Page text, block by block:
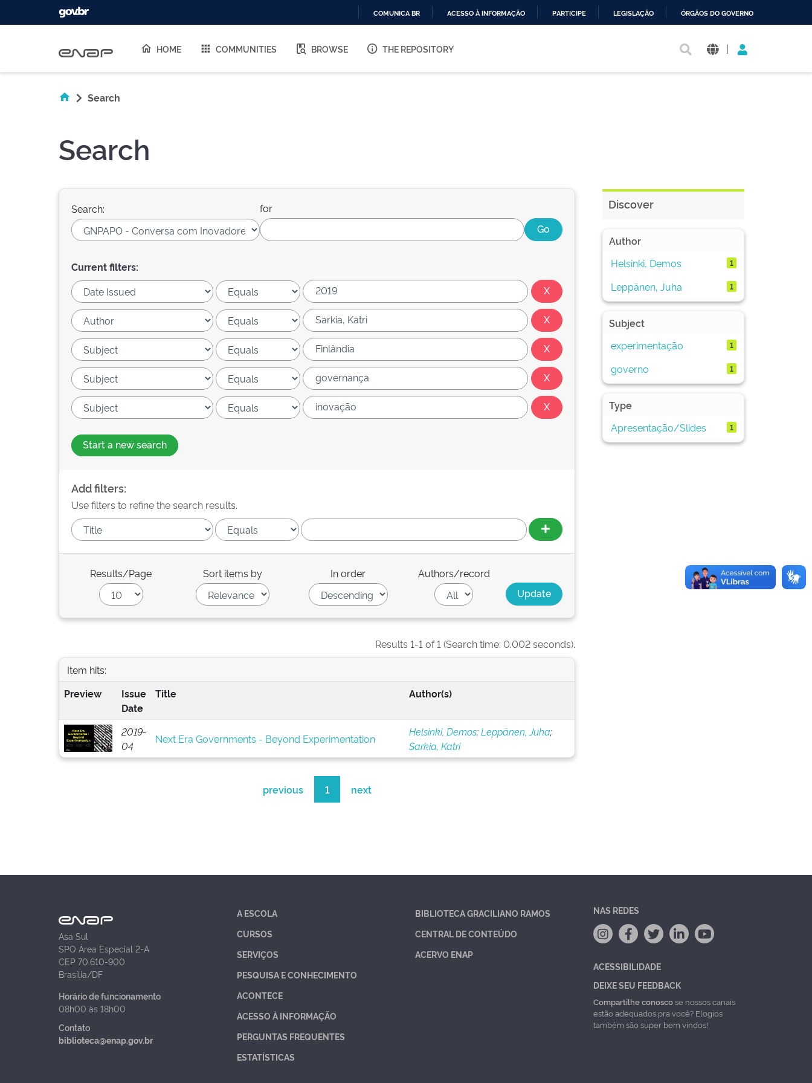
O
COMUNICA BR ACESSO À INFORMAÇÃO PARTICIPE LEGISLAÇÃO ÓRGÃOS DO GOVERNO
HOME COMMUNITIES BROWSE THE REPOSITORY |
Search
Search
Search: for
Current filters:
Start a new search
Add filters:
Use filters to refine the search results.
Results/Page Sort items by In order Authors/record
Results 1-1 of 1 (Search time: 0.002 seconds).
Item hits:
Preview
Issue
Date
Title Author(s)
2019-
04
Next Era Governments - Beyond Experimentation
Helsinki, Demos;Leppänen, Juha;
Sarkia, Katri
previous 1 next
Discover
Author
Helsinki, Demos
1
Leppänen, Juha 1
Subject
experimentação
1
governo 1
Type
Apresentação/Slides
1
Asa Sul
SPO Área Especial 2-A
CEP 70.610-900
Brasília/DF
Horário de funcionamento
08h00 às 18h00
Contato
biblioteca@enap.gov.br
A ESCOLA
CURSOS
SERVIÇOS
PESQUISA E CONHECIMENTO
ACONTECE
ACESSO À INFORMAÇÃO
PERGUNTAS FREQUENTES
ESTATÍSTICAS
BIBLIOTECA GRACILIANO RAMOS
CENTRAL DE CONTEÚDO
ACERVO ENAP
NAS REDES
ACESSIBILIDADE
DEIXE SEU FEEDBACK
Compartilhe conoscose nossos canais
estão adequados pra você? Elogios
também são super bem vindos!